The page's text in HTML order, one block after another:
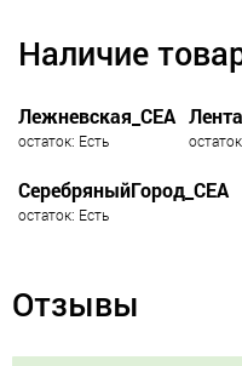
Наличие
Лежневская_СЕА
остаток: Есть
СеребряныйГород_СЕА
остаток: Есть
Отзывы